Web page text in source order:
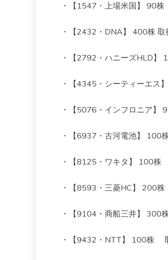
・【1547・上場米国】
・【2432・DNA】 400株
・【2792・ハニーズHLD
・【4345・シーティーエ
・【5076・インフロニア
・【6937・古河電池】
・【8125・ワキタ】
・【8593・三菱HC】
・【9104・商船三井】
・【9432・NTT】 100株